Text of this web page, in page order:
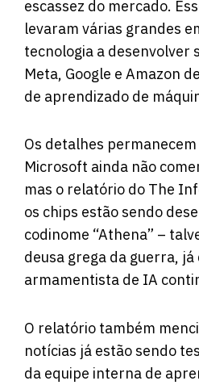
escassez do mercado.
levaram várias grandes
tecnologia a desenvolver
Meta, Google e Amazon
de aprendizado de
Os detalhes
Microsoft ainda não
mas o relatório do The
os chips estão sendo
codinome “Athena” –
deusa grega da guerra,
armamentista de IA
O relatório também
notícias já estão sendo
da equipe interna de